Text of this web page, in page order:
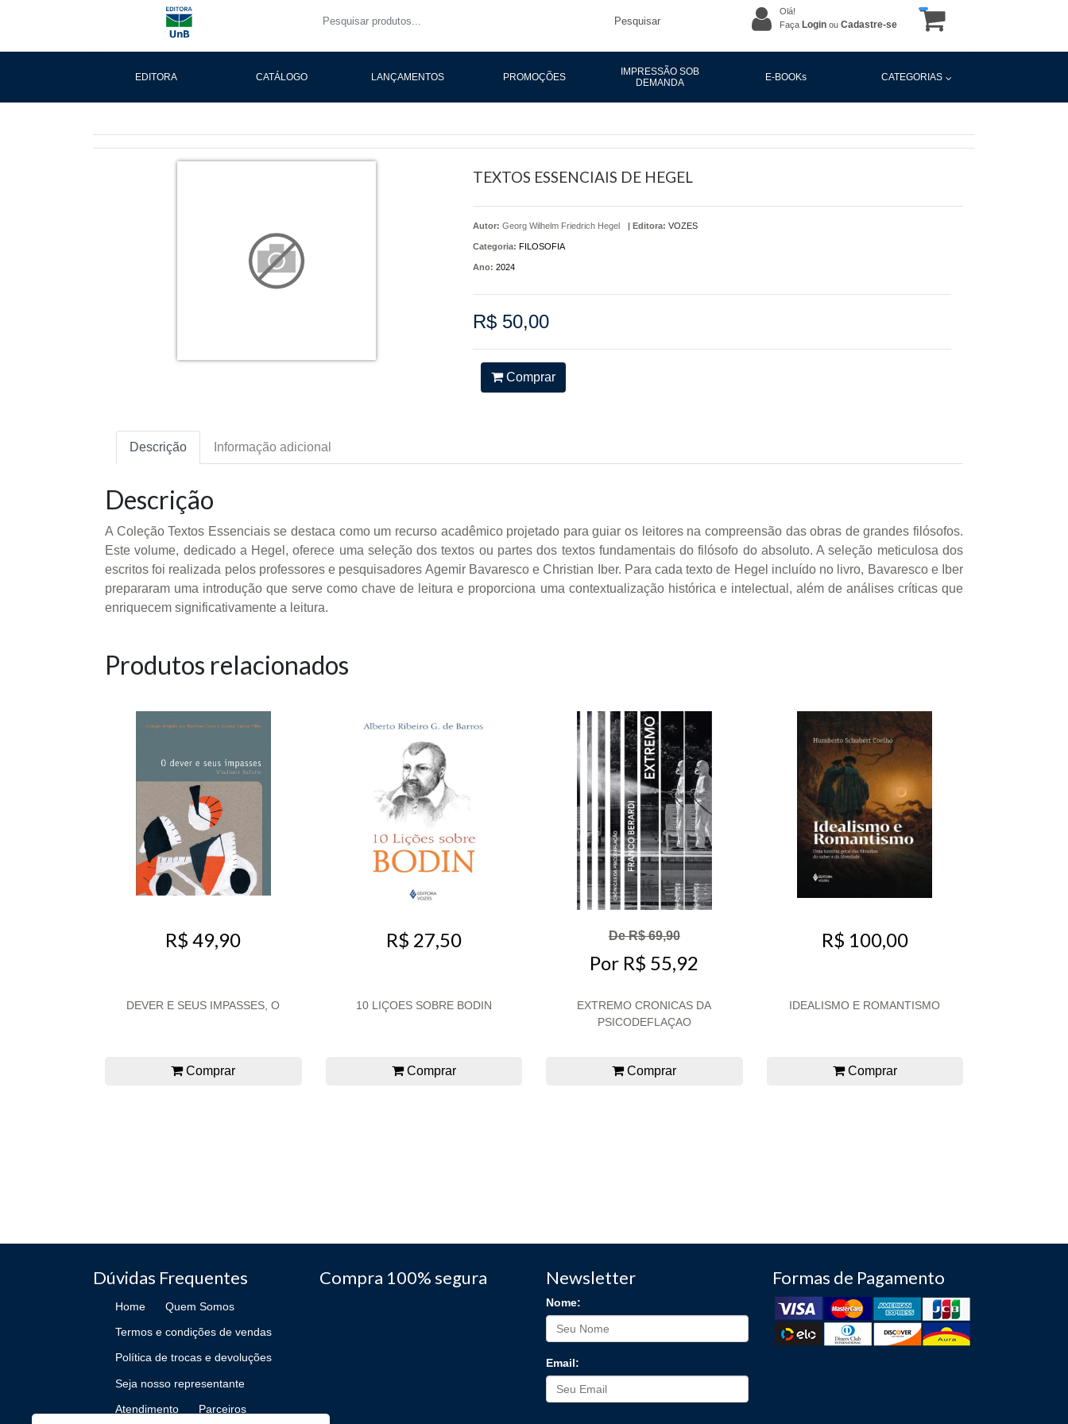
Pesquisar
Olá!
Faça Login ou Cadastre-se
EDITORA CATÁLOGO LANÇAMENTOS PROMOÇÕES
IMPRESSÃO SOB
DEMANDA
E-BOOKs CATEGORIAS
TEXTOS ESSENCIAIS DE HEGEL
Autor: Georg Wilhelm Friedrich Hegel | Editora: VOZES
Categoria: FILOSOFIA
Ano: 2024
R$ 50,00
Comprar
Descrição Informação adicional
Descrição
A Coleção Textos Essenciais se destaca como um recurso acadêmico projetado para guiar os leitores na compreensão das obras de grandes filósofos.
Este volume, dedicado a Hegel, oferece uma seleção dos textos ou partes dos textos fundamentais do filósofo do absoluto. A seleção meticulosa dos
escritos foi realizada pelos professores e pesquisadores Agemir Bavaresco e Christian Iber. Para cada texto de Hegel incluído no livro, Bavaresco e Iber
prepararam uma introdução que serve como chave de leitura e proporciona uma contextualização histórica e intelectual, além de análises críticas que
enriquecem significativamente a leitura.
Produtos relacionados
R$ 49,90
DEVER E SEUS IMPASSES, O
Comprar
R$ 27,50
10 LIÇOES SOBRE BODIN
Comprar
De R$ 69,90
Por R$ 55,92
EXTREMO CRONICAS DA
PSICODEFLAÇAO
Comprar
R$ 100,00
IDEALISMO E ROMANTISMO
Comprar
Dúvidas Frequentes
Home Quem Somos
Termos e condições de vendas
Política de trocas e devoluções
Seja nosso representante
Atendimento Parceiros
Compra 100% segura Newsletter
Nome:
Email:
Formas de Pagamento